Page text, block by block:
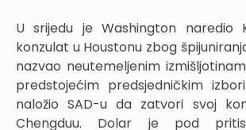
U srijedu je Washington naredio
konzulat u Houstonu zbog
nazvao neutemeljenim
predstojećim predsjedničkim
naložio SAD-u da zatvori svoj
Chengduu. Dolar je pod